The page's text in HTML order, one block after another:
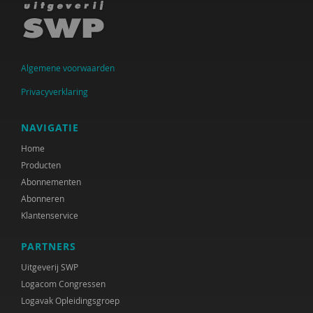
Algemene voorwaarden
Privacyverklaring
NAVIGATIE
Home
Producten
Abonnementen
Abonneren
Klantenservice
PARTNERS
Uitgeverij SWP
Logacom Congressen
Logavak Opleidingsgroep